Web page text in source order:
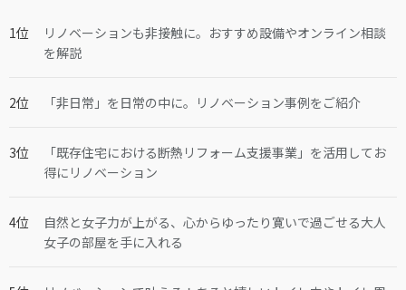
リノベーションも非接触に。おすすめ設備やオンライン相談
を解説
「非日常」を日常の中に。リノベーション事例をご紹介
「既存住宅における断熱リフォーム支援事業」を活用してお
得にリノベーション
自然と女子力が上がる、心からゆったり寛いで過ごせる大人
女子の部屋を手に入れる